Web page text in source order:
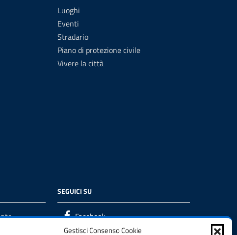
Gestisci Consenso Cookie
Luoghi
Eventi
Stradario
Piano di protezione civile
Vivere la città
SEGUICI SU
Facebook